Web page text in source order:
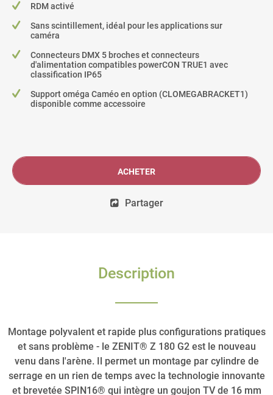
RDM activé
Sans scintillement, idéal pour les applications sur
caméra
Connecteurs DMX 5 broches et connecteurs
d'alimentation compatibles powerCON TRUE1 avec
classification IP65
Support oméga Caméo en option (CLOMEGABRACKET1)
disponible comme accessoire
ACHETER
Partager
Description
Montage polyvalent et rapide plus configurations pratiques
et sans problème - le ZENIT® Z 180 G2 est le nouveau
venu dans l'arène. Il permet un montage par cylindre de
serrage en un rien de temps avec la technologie innovante
et brevetée SPIN16® qui intègre un goujon TV de 16 mm